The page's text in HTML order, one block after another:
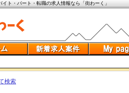
イト・パート・転職の求人情報なら「街わーく」
検索